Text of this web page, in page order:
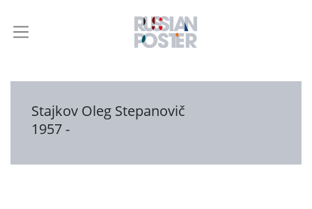
Stajkov Oleg Stepanovič
1957 -